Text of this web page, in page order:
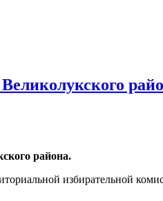
района.
избирательной